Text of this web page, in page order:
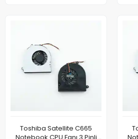
Toshiba Satellite C665